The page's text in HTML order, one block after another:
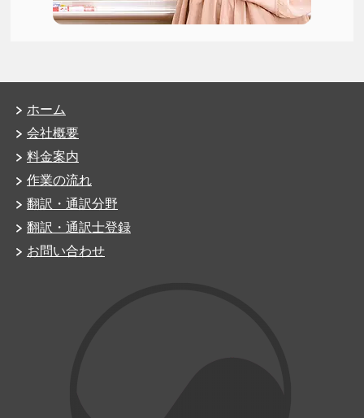
ホーム
会社概要
料金案内
作業の流れ
翻訳・通訳分野
翻訳・通訳士登録
お問い合わせ